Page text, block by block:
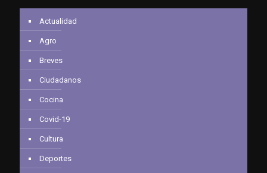
Actualidad
Agro
Breves
Ciudadanos
Cocina
Covid-19
Cultura
Deportes